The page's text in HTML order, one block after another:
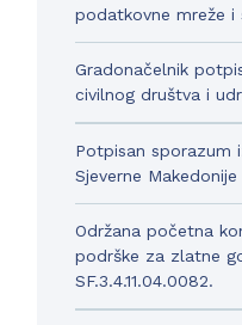
podatkovne mreže i
Gradonačelnik
civilnog društva i
Potpisan sporazum
Sjeverne
Održana početna
podrške za zlatne
SF.3.4.11.04.0082.